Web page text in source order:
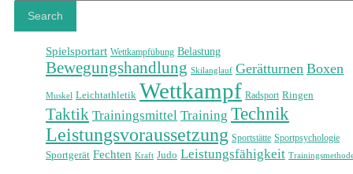
Search
Spielsportart Wettkampfübung Belastung
Bewegungshandlung Skilanglauf Gerätturnen Boxen
Muskel Leichtathletik Wettkampf Radsport Ringen
Taktik Trainingsmittel Training Technik
Leistungsvoraussetzung Sportstätte Sportpsychologie
Sportgerät Fechten Kraft Judo Leistungsfähigkeit